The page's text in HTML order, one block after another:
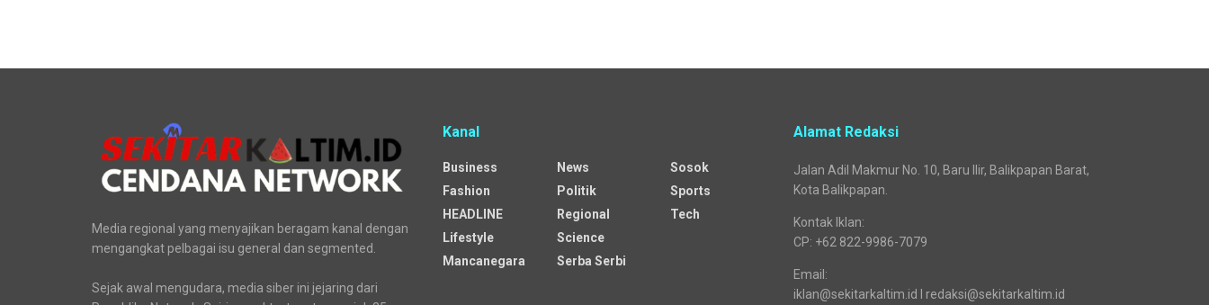
Media regional yang menyajikan beragam kanal dengan
mengangkat pelbagai isu general dan segmented.
Sejak awal mengudara, media siber ini jejaring dari
Kanal
Business
Fashion
HEADLINE
Lifestyle
Mancanegara
News
Politik
Regional
Science
Serba Serbi
Sosok
Sports
Tech
Alamat Redaksi
Jalan Adil Makmur No. 10, Baru Ilir, Balikpapan Barat,
Kota Balikpapan.
Kontak Iklan:
CP: +62 822-9986-7079
Email:
iklan@sekitarkaltim.id I redaksi@sekitarkaltim.id